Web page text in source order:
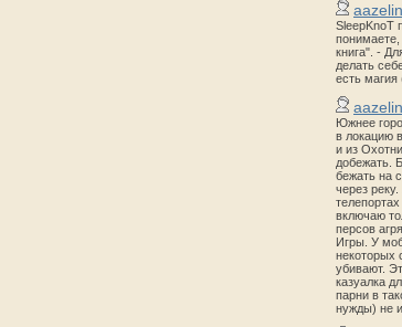
SleepKnoT
книга". -
делать
есть
Южнее
в локацию
и из
добежать.
бежать на
через
включаю
персов
Игры. У
некоторых
убивают.
казуалка
парни в
нужды) не